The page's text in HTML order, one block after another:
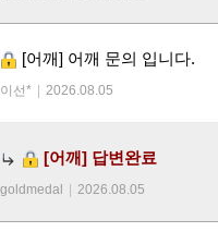
[어깨] 어깨 문의 입니다.
이선* 2026.08.05
[어깨] 답변완료
goldmedal 2026.08.05